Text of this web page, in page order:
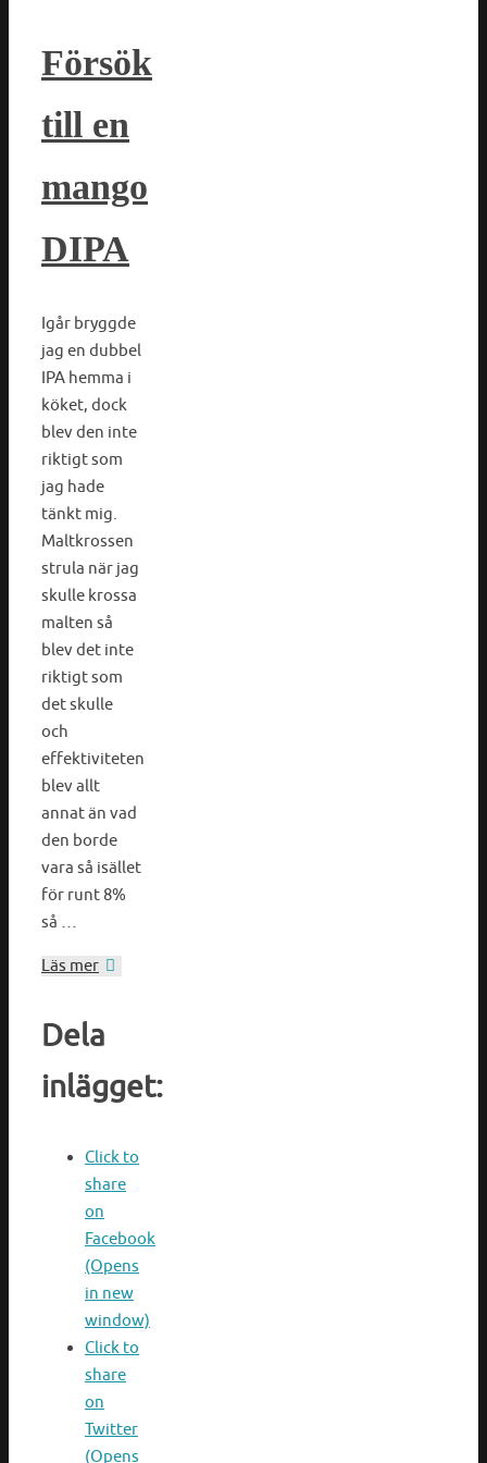
Försök
till en
mango
DIPA
Igår bryggde
jag en dubbel
IPA hemma i
köket, dock
blev den inte
riktigt som
jag hade
tänkt mig.
Maltkrossen
strula när jag
skulle krossa
malten så
blev det inte
riktigt som
det skulle
och
effektiviteten
blev allt
annat än vad
den borde
vara så isället
för runt 8%
så …
Läs mer
Dela
inlägget:
Click to
share
on
Facebook
(Opens
in new
window)
Click to
share
on
Twitter
(Opens